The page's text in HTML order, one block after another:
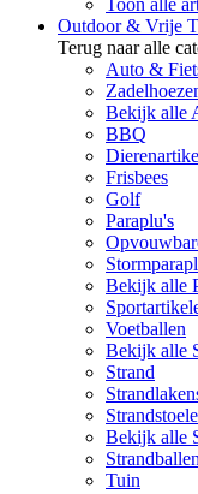
Toon alle
Outdoor & Vrije
Terug naar alle
Auto &
Bekijk alle
BBQ
Frisbees
Golf
Paraplu's
Bekijk alle
Voetballen
Bekijk alle
Strand
Bekijk alle
Strandballen
Tuin